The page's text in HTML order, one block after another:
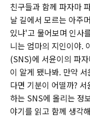
친구들과 함께 파자마
날 길에서 모르는 아주
있냐'고 물어보며 인사
니는 엄마의 지인이야.
(SNS)에 서윤이의 파
이 알게 됐나봐. 만약
다면 기분이 어떨까?
하는 SNS에 올리는 정
야기를 읽고 함께 생각